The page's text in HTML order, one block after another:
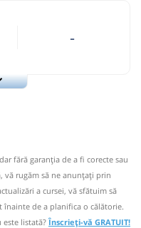
-
12 comentarii)
⤣
fără garanţia de a fi corecte sau
vă rugăm să ne anunțați prin
a cursei, vă sfătuim să
de a planifica o călătorie.
este listată?Înscrieți-vă GRATUIT!